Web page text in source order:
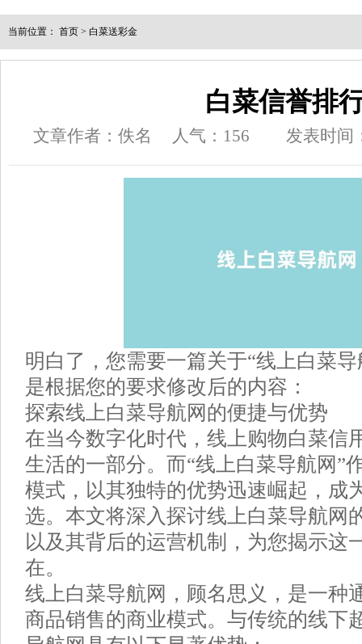
当前位置： 首页 > 白菜送彩金
白菜信誉排
文章作者：佚名 人气： 156 发表时间
明白了，您需要一篇关于“线上白菜
是根据您的要求修改后的内容：
探索线上白菜导航网的便捷与优势
在当今数字化时代，线上购物白菜信
生活的一部分。而“线上白菜导航网”
模式，以其独特的优势迅速崛起，成
选。本文将深入探讨线上白菜导航网
以及其背后的运营机制，为您揭示这
在。
线上白菜导航网，顾名思义，是一种
商品销售的商业模式。与传统的线下